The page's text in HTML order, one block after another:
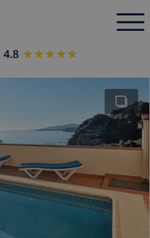
4.8 ★★★★★
★★★★★